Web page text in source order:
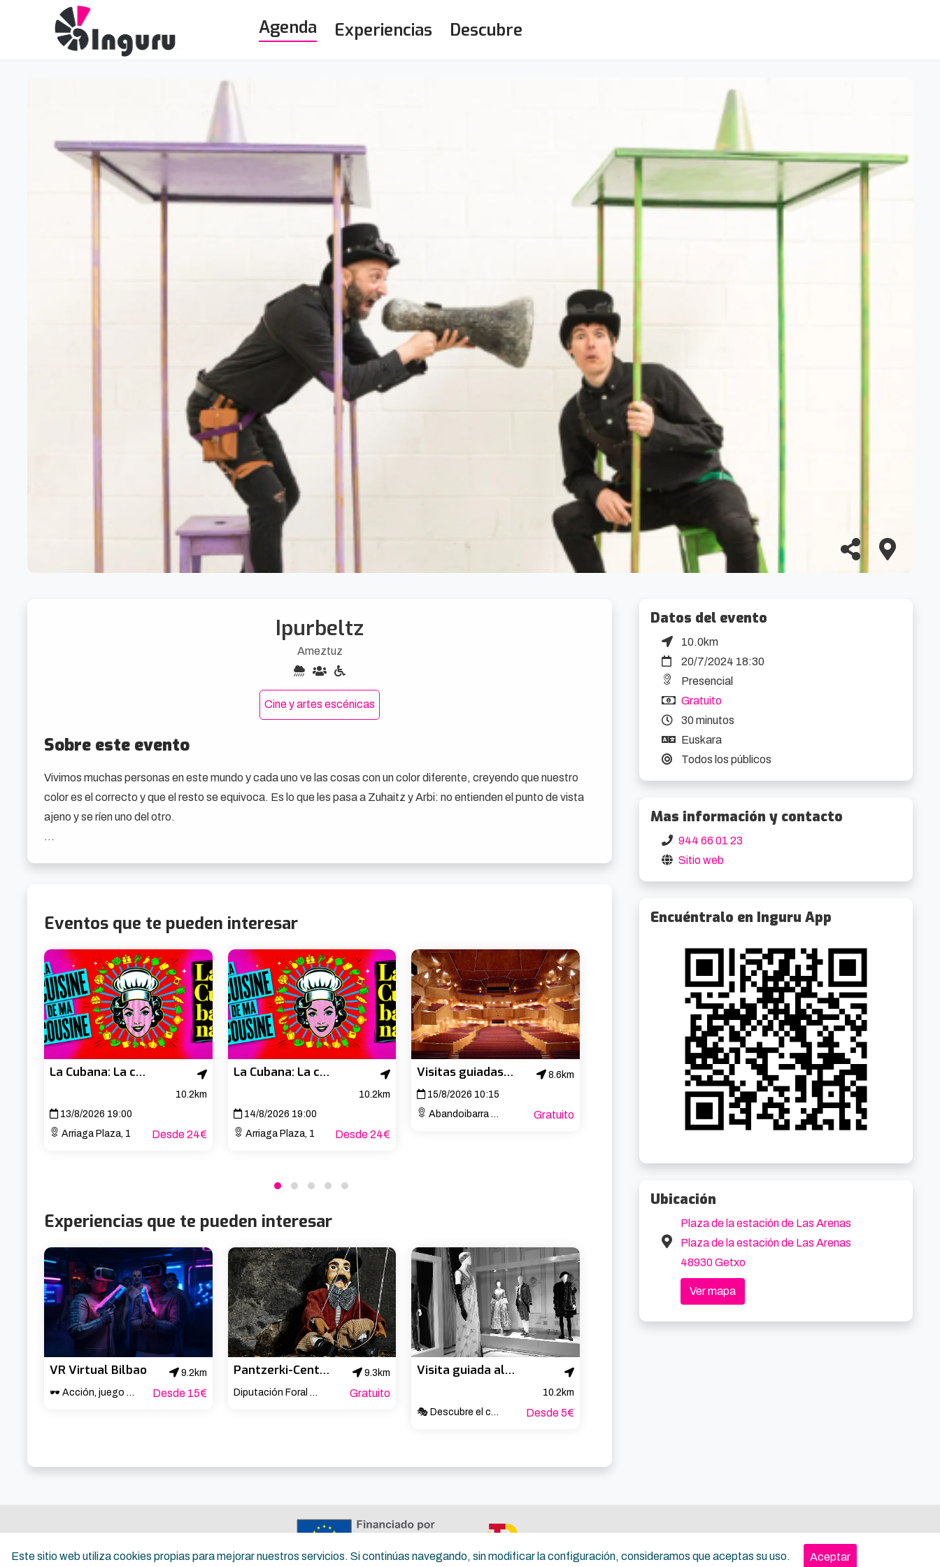
Este sitio web utiliza cookies propias para mejorar nuestros servicios. Si continúas navegando, sin modificar la configuración, consideramos que aceptas su uso. Aceptar
Agenda Experiencias Descubre
Ipurbeltz
Ameztuz
Cine y artes escénicas
Sobre este evento
Vivimos muchas personas en este mundo y cada uno ve las cosas con un color diferente, creyendo que nuestro
color es el correcto y que el resto se equivoca. Es lo que les pasa a Zuhaitz y Arbi: no entienden el punto de vista
ajeno y se ríen uno del otro.
Eventos que te pueden interesar
La Cubana: La cuisine de ma cousine
10.2km
13/8/2026 19:00
Arriaga Plaza, 1
Desde 24€
La Cubana: La cuisine de ma cousine
10.2km
14/8/2026 19:00
Arriaga Plaza, 1
Desde 24€
Visitas guiadas al Palacio Euskalduna
8.6km
15/8/2026 10:15
Abandoibarra Etorb., 4
Gratuito
La Cubana: La cuisine de ma cousine
10.2km
Desde 24€
16/8/2026 19:00
Arriaga Plaza, 1
Experiencias que te pueden interesar
VR Virtual Bilbao
9.2km
🕶️ Acción, juego y adrenalina en Bilbao 🎮
Desde 15€
Pantzerki-Centro de documentación de títeres de Bilbao
9.3km
Diputación Foral de Bizkaia
Gratuito
Visita guiada al Teatro Arriaga
10.2km
🎭 Descubre el corazón cultural de Bilbao ✨
Desde 5€
Datos del evento
10.0km
20/7/2024 18:30
Presencial
Gratuito
30 minutos
Euskara
Todos los públicos
Mas información y contacto
944 66 01 23
Sitio web
Encuéntralo en Inguru App
Ubicación
Plaza de la estación de Las Arenas
Plaza de la estación de Las Arenas
48930 Getxo
Ver mapa